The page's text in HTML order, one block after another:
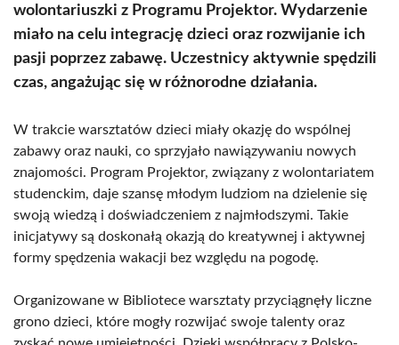
wolontariuszki z Programu Projektor. Wydarzenie
miało na celu integrację dzieci oraz rozwijanie ich
pasji poprzez zabawę. Uczestnicy aktywnie spędzili
czas, angażując się w różnorodne działania.
W trakcie warsztatów dzieci miały okazję do wspólnej
zabawy oraz nauki, co sprzyjało nawiązywaniu nowych
znajomości. Program Projektor, związany z wolontariatem
studenckim, daje szansę młodym ludziom na dzielenie się
swoją wiedzą i doświadczeniem z najmłodszymi. Takie
inicjatywy są doskonałą okazją do kreatywnej i aktywnej
formy spędzenia wakacji bez względu na pogodę.
Organizowane w Bibliotece warsztaty przyciągnęły liczne
grono dzieci, które mogły rozwijać swoje talenty oraz